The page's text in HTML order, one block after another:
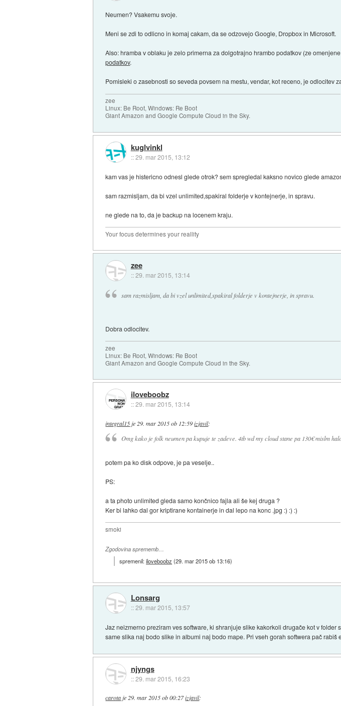
Neumen? Vsakemu svoje.
Meni se zdi to odlicno in komaj cakam, da se odzovejo Google, Dropbox in Microsoft.
Also: hramba v oblaku je zelo primerna za dolgotrajno hrambo podatkov (ze
podatkov.
Pomisleki o zasebnosti so seveda povsem na mestu, vendar, kot receno, je odlocitev
zee
Linux: Be Root, Windows: Re Boot
Giant Amazon and Google Compute Cloud in the Sky.
kuglvinkl
::29. mar 2015, 13:12
kam vas je histericno odnesl glede otrok? sem spregledal kaksno novico glede
sam razmisljam, da bi vzel unlimited,spakiral folderje v kontejnerje, in spravu.
ne glede na to, da je backup na locenem kraju.
Your focus determines your reallity
zee
::29. mar 2015, 13:14
sam razmisljam, da bi vzel unlimited,spakiral folderje v kontejnerje, in spravu.
Dobra odlocitev.
zee
Linux: Be Root, Windows: Re Boot
Giant Amazon and Google Compute Cloud in the Sky.
iloveboobz
::29. mar 2015, 13:14
integral15 je 29. mar 2015 ob 12:59 izjavil:
Omg kako je folk neumen pa kupuje te zadeve. 4tb wd my cloud stane pa 130€ mislm
potem pa ko disk odpove, je pa veselje..
PS:
a ta photo unlimited gleda samo končnico fajla ali še kej druga ?
Ker bi lahko dal gor kriptirane kontainerje in dal lepo na konc .jpg :) :) :)
smoki
Zgodovina sprememb…
spremenil:iloveboobz (29. mar 2015 ob 13:16)
Lonsarg
::29. mar 2015, 13:57
Jaz neizmerno preziram ves software, ki shranjuje slike kakorkoli drugače kot v
same slika naj bodo slike in albumi naj bodo mape. Pri vseh gorah softwera pač
njyngs
::29. mar 2015, 16:23
carotaje29. mar 2015 ob 00:27izjavil: